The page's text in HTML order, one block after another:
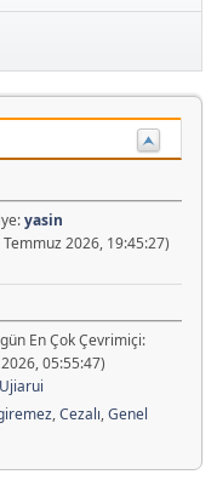
yasin
Temmuz 2026, 19:45:27)
En Çok Çevrimiçi:
05:55:47)
,Cezalı,Genel